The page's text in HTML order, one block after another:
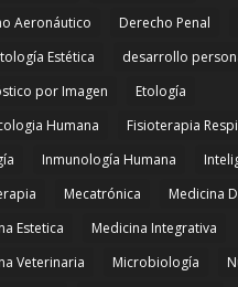
Aeronáutico
Derecho Penal
Estética
desarrollo
por Imagen
Etología
Humana
Fisioterapia
Inmunología Humana
Mecatrónica
Medicina
Estetica
Medicina Integrativa
Veterinaria
Microbiología